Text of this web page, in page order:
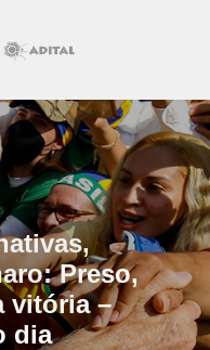
Preso,
vitória –
dia